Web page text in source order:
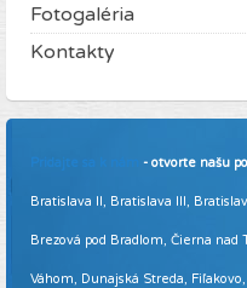
Fotogaléria
Kontakty
Pridajte sa k nám - otvorte našu
Bratislava II, Bratislava III,
Brezová pod Bradlom, Čierna nad
Váhom, Dunajská Streda,